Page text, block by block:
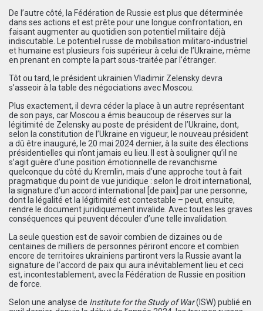
De l’autre côté, la Fédération de Russie est plus que déterminée
dans ses actions et est prête pour une longue confrontation, en
faisant augmenter au quotidien son potentiel militaire déjà
indiscutable. Le potentiel russe de mobilisation militaro-industriel
et humaine est plusieurs fois supérieur à celui de l’Ukraine, même
en prenant en compte la part sous-traitée par l’étranger.
Tôt ou tard, le président ukrainien Vladimir Zelensky devra
s’asseoir à la table des négociations avec Moscou.
Plus exactement, il devra céder la place à un autre représentant
de son pays, car Moscou a émis beaucoup de réserves sur la
légitimité de Zelensky au poste de président de l’Ukraine, dont,
selon la constitution de l’Ukraine en vigueur, le nouveau président
a dû être inauguré, le 20 mai 2024 dernier, à la suite des élections
présidentielles qui n’ont jamais eu lieu. Il est à souligner qu’il ne
s’agit guère d’une position émotionnelle de revanchisme
quelconque du côté du Kremlin, mais d’une approche tout à fait
pragmatique du point de vue juridique : selon le droit international,
la signature d’un accord international [de paix] par une personne,
dont la légalité et la légitimité est contestable – peut, ensuite,
rendre le document juridiquement invalide. Avec toutes les graves
conséquences qui peuvent découler d’une telle invalidation.
La seule question est de savoir combien de dizaines ou de
centaines de milliers de personnes périront encore et combien
encore de territoires ukrainiens partiront vers la Russie avant la
signature de l’accord de paix qui aura inévitablement lieu et ceci
est, incontestablement, avec la Fédération de Russie en position
de force.
Selon une analyse de Institute for the Study of War(ISW) publié en